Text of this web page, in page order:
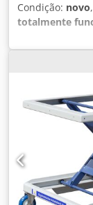
Condição: novo
totalmente
dados
estática na
Altura total
Largura da
lisa Dodpfx
20 seg. para
dependente da
terra de
metros Motor
Colocação de
controlo
total aprox.